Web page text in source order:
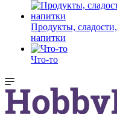
Продукты, сладости,
напитки
Что-то